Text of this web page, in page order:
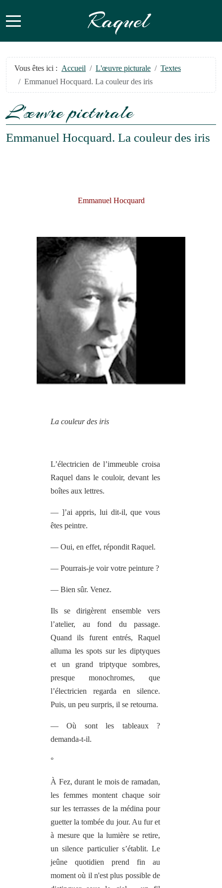
Mobile Menu Toggle Raquel
Vous êtes ici : Accueil L'œuvre picturale
Textes
Emmanuel Hocquard. La couleur des iris
L'œuvre picturale
Emmanuel Hocquard. La couleur des iris
Emmanuel Hocquard
La couleur des iris
L’électricien de l’immeuble croisa
Raquel dans le couloir, devant les
boîtes aux lettres.
— ]’ai appris, lui dit-il, que vous
êtes peintre.
— Oui, en effet, répondit Raquel.
— Pourrais-je voir votre peinture ?
— Bien sûr. Venez.
Ils se dirigèrent ensemble vers
l’atelier, au fond du passage.
Quand ils furent entrés, Raquel
alluma les spots sur les diptyques
et un grand triptyque sombres,
presque monochromes, que
l’électricien regarda en silence.
Puis, un peu surpris, il se retourna.
— Où sont les tableaux ?
demanda-t-il.
°
À Fez, durant le mois de ramadan,
les femmes montent chaque soir
sur les terrasses de la médina pour
guetter la tombée du jour. Au fur et
à mesure que la lumière se retire,
un silence particulier s’établit. Le
jeûne quotidien prend fin au
moment où il n'est plus possible de